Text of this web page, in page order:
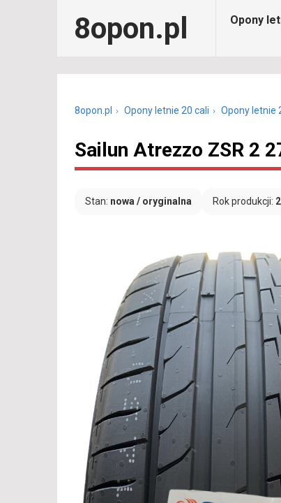
8opon.pl Opony
8opon.pl Opony letnie 20 cali Opony letnie
Sailun Atrezzo ZSR 2
Stan: nowa / oryginalna Rok produkcji: